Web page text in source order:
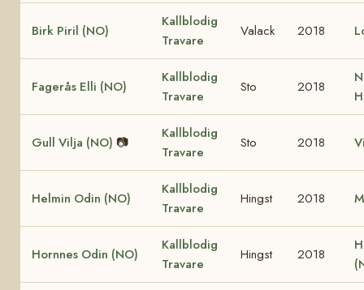
Birk Piril (NO)
Kallblodig
Travare
Valack 2018
Fagerås Elli (NO)
Kallblodig
Travare
Sto 2018
Gull Vilja (NO) 📷
Kallblodig
Travare
Sto 2018
Helmin Odin (NO)
Kallblodig
Travare
Hingst 2018
Hornnes Odin (NO)
Kallblodig
Travare
Hingst 2018